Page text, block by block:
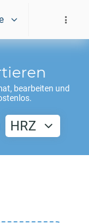
bearbeiten und
HRZ